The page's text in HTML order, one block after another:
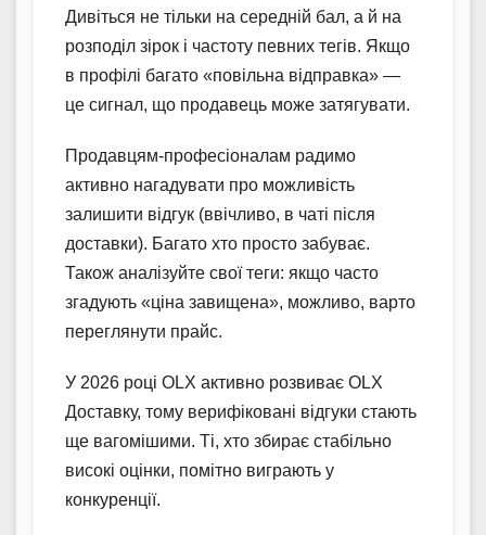
Дивіться не тільки на середній бал, а й на
розподіл зірок і частоту певних тегів. Якщо
в профілі багато «повільна відправка» —
це сигнал, що продавець може затягувати.
Продавцям-професіоналам радимо
активно нагадувати про можливість
залишити відгук (ввічливо, в чаті після
доставки). Багато хто просто забуває.
Також аналізуйте свої теги: якщо часто
згадують «ціна завищена», можливо, варто
переглянути прайс.
У 2026 році OLX активно розвиває OLX
Доставку, тому верифіковані відгуки стають
ще вагомішими. Ті, хто збирає стабільно
високі оцінки, помітно виграють у
конкуренції.